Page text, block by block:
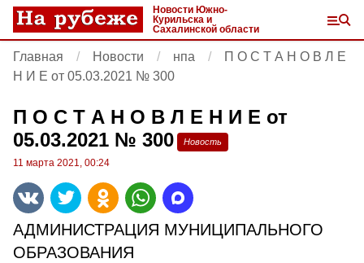
Новости Южно-
Курильска и
Сахалинской области
Главная Новости нпа
П О С Т А Н О В Л Е
Н И Е от 05.03.2021 № 300
П О С Т А Н О В Л Е Н И Е от
05.03.2021 № 300
Новость
11 марта 2021, 00:24
АДМИНИСТРАЦИЯ МУНИЦИПАЛЬНОГО
ОБРАЗОВАНИЯ